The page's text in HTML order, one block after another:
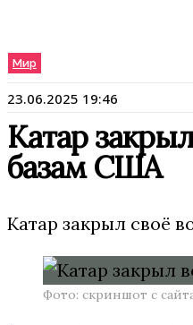
Мир
23.06.2025 19:46
Катар
базам США
Катар закрыл своё
Фото: скриншот с